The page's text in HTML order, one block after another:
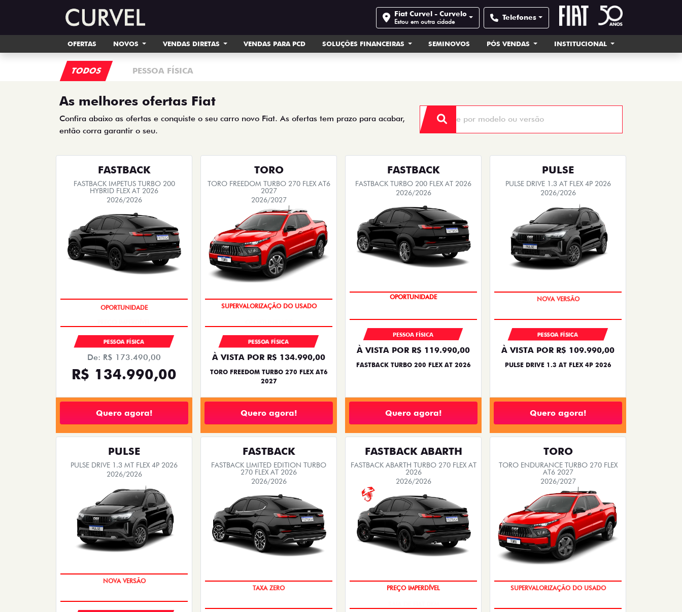
Fiat Curvel - Curvelo
Estou em outra cidade Telefones
OFERTAS NOVOS VENDAS DIRETAS VENDAS PARA PCD SOLUÇÕES FINANCEIRAS SEMINOVOS PÓS VENDAS INSTITUCIONAL
TODOS PESSOA FÍSICA
As melhores ofertas Fiat
Confira abaixo as ofertas e conquiste o seu carro novo Fiat. As ofertas tem prazo para acabar,
então corra garantir o seu.
FASTBACK
FASTBACK IMPETUS TURBO 200
HYBRID FLEX AT 2026
2026/2026
PREÇO IMPERDÍVEL
PESSOA FÍSICA
De: R$ 173.490,00
R$ 134.990,00
Quero agora!
TORO
TORO FREEDOM TURBO 270 FLEX AT6
2027
2026/2027
OPORTUNIDADE
PESSOA FÍSICA
À VISTA POR R$ 134.990,00
TORO FREEDOM TURBO 270 FLEX AT6
2027
Quero agora!
FASTBACK
FASTBACK TURBO 200 FLEX AT 2026
2026/2026
OPORTUNIDADE
PESSOA FÍSICA
À VISTA POR R$ 119.990,00
FASTBACK TURBO 200 FLEX AT 2026
Quero agora!
PULSE
PULSE DRIVE 1.3 AT FLEX 4P 2026
2026/2026
PREÇO IMPERDÍVEL
PESSOA FÍSICA
À VISTA POR R$ 109.990,00
PULSE DRIVE 1.3 AT FLEX 4P 2026
Quero agora!
PULSE
PULSE DRIVE 1.3 MT FLEX 4P 2026
2026/2026
PREÇO IMPERDÍVEL
FASTBACK
FASTBACK LIMITED EDITION TURBO
270 FLEX AT 2026
2026/2026
PREÇO IMPERDÍVEL
FASTBACK ABARTH
FASTBACK ABARTH TURBO 270 FLEX AT
2026
2026/2026
SAIA DE FIAT 0KM
TORO
TORO ENDURANCE TURBO 270 FLEX
AT6 2027
2026/2027
COM USADO NA TROCA